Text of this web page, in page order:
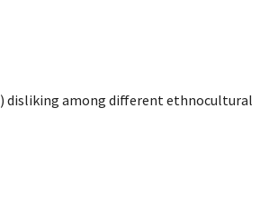
) disliking among different ethnocultural